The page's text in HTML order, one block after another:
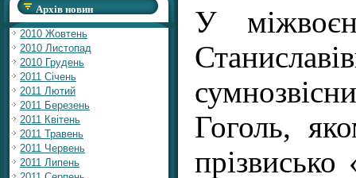
Архів новин
2010 Жовтень
2010 Листопад
2010 Грудень
2011 Січень
2011 Лютий
2011 Березень
2011 Квітень
2011 Травень
2011 Червень
2011 Липень
У
Гоголь,